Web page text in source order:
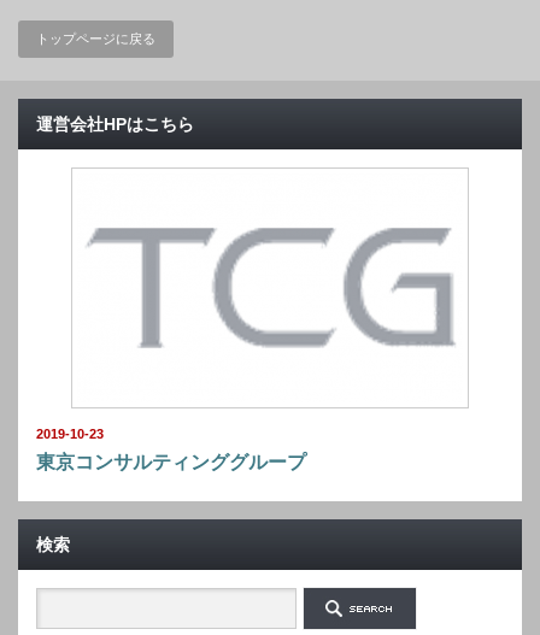
トップページに戻る
運営会社HPはこちら
2019-10-23
東京コンサルティンググループ
検索